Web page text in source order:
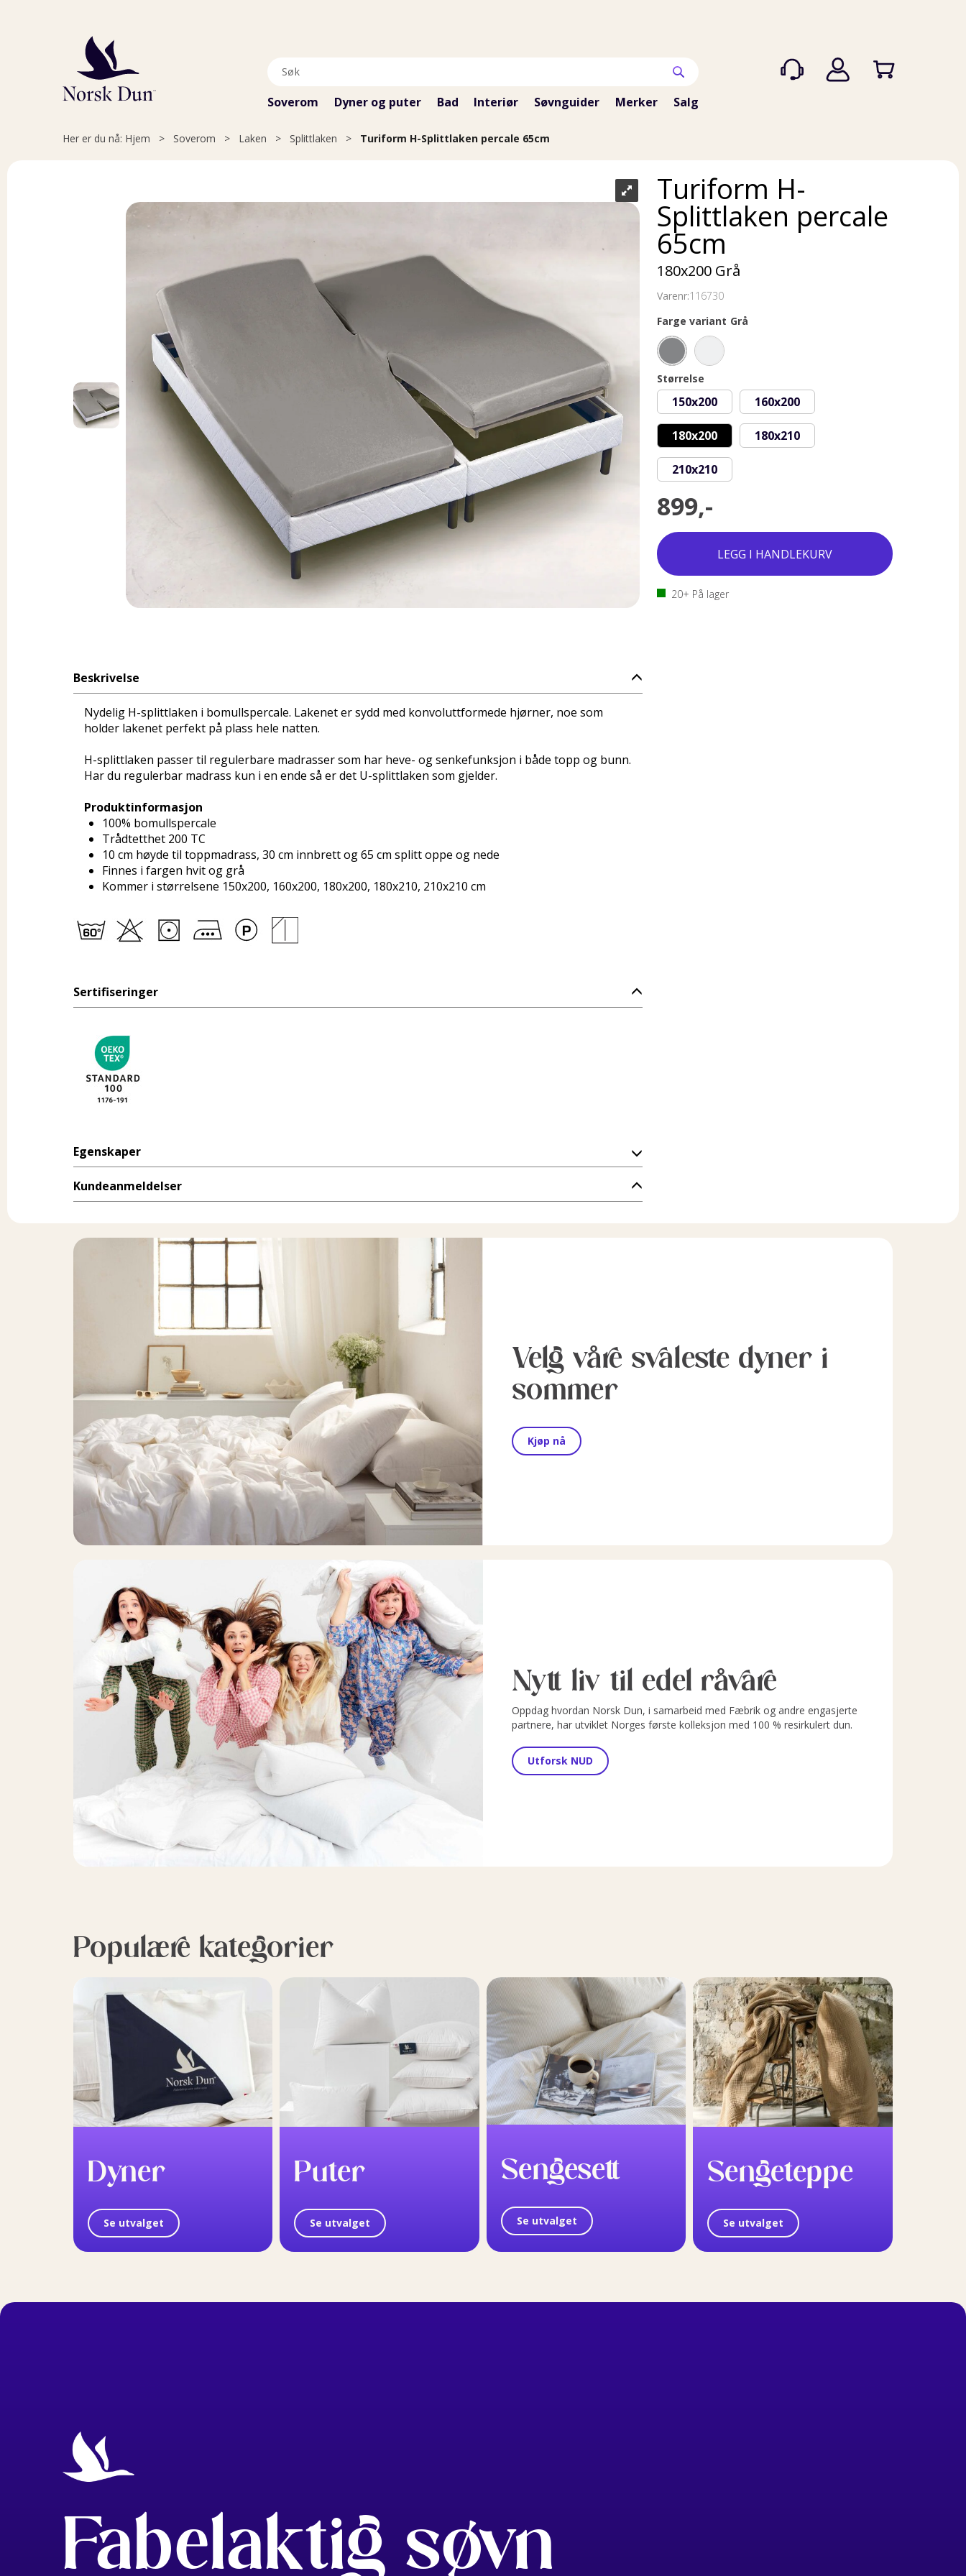
Soverom Dyner og puter Bad Interiør Søvnguider Merker Salg
Her er du nå: Hjem > Soverom > Laken > Splittlaken > Turiform H-Splittlaken percale 65cm
Turiform H-
Splittlaken percale
65cm
180x200 Grå
Varenr:116730
Farge variant Grå
Størrelse
150x200 160x200
180x200 180x210
210x210
899,-
20+ På lager
Beskrivelse
Nydelig H-splittlaken i bomullspercale. Lakenet er sydd med konvoluttformede hjørner, noe som
holder lakenet perfekt på plass hele natten.
H-splittlaken passer til regulerbare madrasser som har heve- og senkefunksjon i både topp og bunn.
Har du regulerbar madrass kun i en ende så er det U-splittlaken som gjelder.
Produktinformasjon
100% bomullspercale
Trådtetthet 200 TC
10 cm høyde til toppmadrass, 30 cm innbrett og 65 cm splitt oppe og nede
Finnes i fargen hvit og grå
Kommer i størrelsene 150x200, 160x200, 180x200, 180x210, 210x210 cm
Sertifiseringer
Egenskaper
Kundeanmeldelser
Velg våre svaleste dyner i
sommer
Kjøp nå
Nytt liv til edel råvare
Oppdag hvordan Norsk Dun, i samarbeid med Fæbrik og andre engasjerte
partnere, har utviklet Norges første kolleksjon med 100 % resirkulert dun.
Utforsk NUD
Populære kategorier
Dyner
Se utvalget
Puter
Se utvalget
Sengesett
Se utvalget
Sengeteppe
Se utvalget
Fabelaktig søvn